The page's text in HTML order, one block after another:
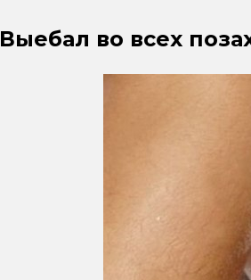
Выебал во всех